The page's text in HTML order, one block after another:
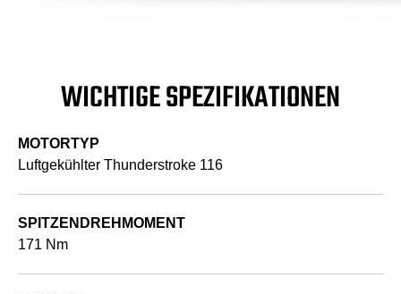
WICHTIGE SPEZIFIKATIONEN
MOTORTYP
Luftgekühlter Thunderstroke 116
SPITZENDREHMOMENT
171 Nm